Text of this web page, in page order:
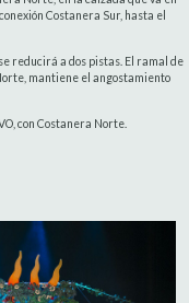
Costanera Sur, hasta el
reducirá a dos pistas. El ramal de
mantiene el angostamiento
con Costanera Norte.